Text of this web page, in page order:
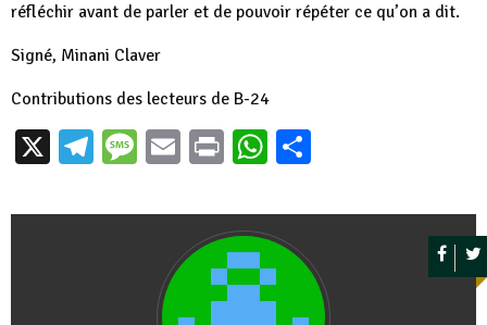
réfléchir avant de parler et de pouvoir répéter ce qu’on a dit.
Signé, Minani Claver
Contributions des lecteurs de B-24
X Telegram
Message
EmailPrintWhatsApp